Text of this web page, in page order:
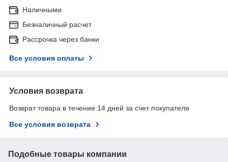
Наличными
Безналичный расчет
Рассрочка через банки
Все условия оплаты
Условия возврата
Возврат товара в течение 14 дней за счет покупателя
Все условия возврата
Подобные товары компании